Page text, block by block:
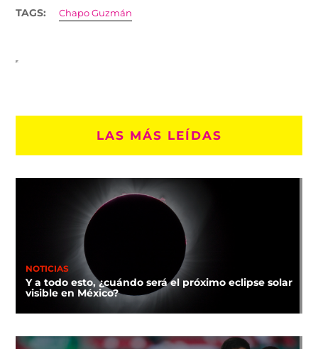
TAGS: Chapo Guzmán
LAS MÁS LEÍDAS
NOTICIAS
Y a todo esto, ¿cuándo será el próximo eclipse solar
visible en México?